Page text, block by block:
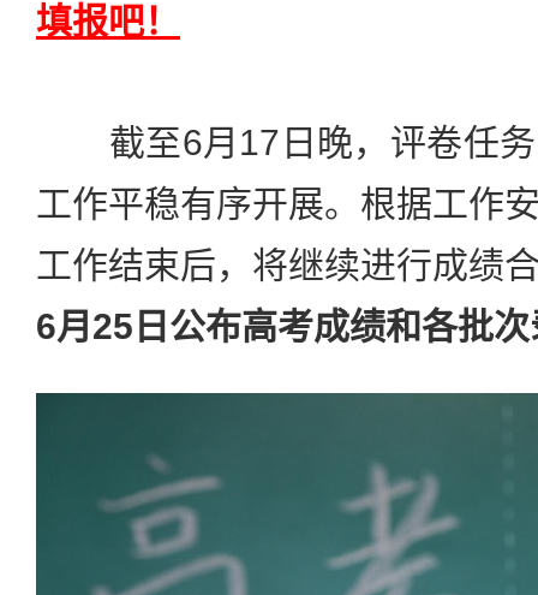
填报吧！
截至6月17日晚，评卷任务
工作平稳有序开展。根据工作
工作结束后，将继续进行成绩
6月25日公布高考成绩和各批